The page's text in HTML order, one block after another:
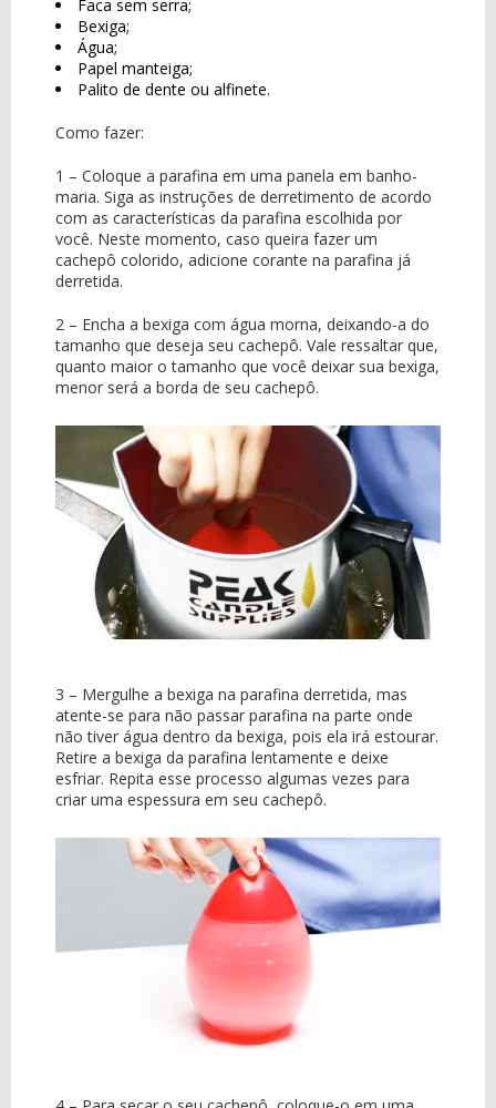
Faca sem serra;
Bexiga;
Água;
Papel manteiga;
Palito de dente ou alfinete.
Como fazer:
1 – Coloque a parafina em uma panela em banho-
maria. Siga as instruções de derretimento de acordo
com as características da parafina escolhida por
você. Neste momento, caso queira fazer um
cachepô colorido, adicione corante na parafina já
derretida.
2 – Encha a bexiga com água morna, deixando-a do
tamanho que deseja seu cachepô. Vale ressaltar que,
quanto maior o tamanho que você deixar sua bexiga,
menor será a borda de seu cachepô.
3 – Mergulhe a bexiga na parafina derretida, mas
atente-se para não passar parafina na parte onde
não tiver água dentro da bexiga, pois ela irá estourar.
Retire a bexiga da parafina lentamente e deixe
esfriar. Repita esse processo algumas vezes para
criar uma espessura em seu cachepô.